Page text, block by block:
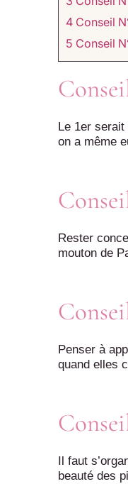
4 Conseil
5 Conseil
Le 1er
on a même
Rester
mouton de
Penser à
quand elles
Il faut
beauté des